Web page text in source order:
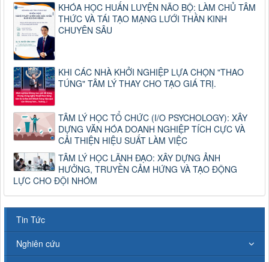
KHÓA HỌC HUẤN LUYỆN NÃO BỘ: LÀM CHỦ TÂM
THỨC VÀ TÁI TẠO MẠNG LƯỚI THẦN KINH
CHUYÊN SÂU
KHI CÁC NHÀ KHỞI NGHIỆP LỰA CHỌN "THAO
TÚNG" TÂM LÝ THAY CHO TẠO GIÁ TRỊ.
TÂM LÝ HỌC TỔ CHỨC (I/O PSYCHOLOGY): XÂY
DỰNG VĂN HÓA DOANH NGHIỆP TÍCH CỰC VÀ
CẢI THIỆN HIỆU SUẤT LÀM VIỆC
TÂM LÝ HỌC LÃNH ĐẠO: XÂY DỰNG ẢNH
HƯỞNG, TRUYỀN CẢM HỨNG VÀ TẠO ĐỘNG
LỰC CHO ĐỘI NHÓM
Tin Tức
Nghiên cứu